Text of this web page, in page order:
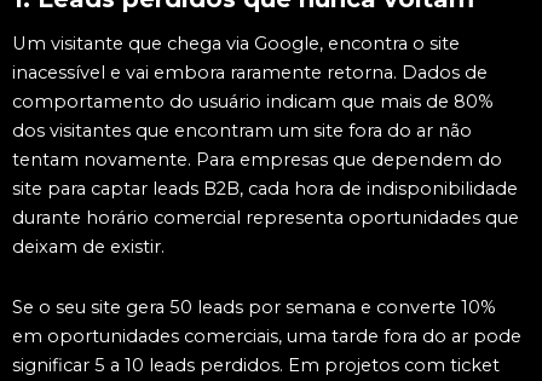
Um visitante que chega via Google, encontra o site
inacessível e vai embora raramente retorna. Dados de
comportamento do usuário indicam que mais de 80%
dos visitantes que encontram um site fora do ar não
tentam novamente. Para empresas que dependem do
site para captar leads B2B, cada hora de indisponibilidade
durante horário comercial representa oportunidades que
deixam de existir.
Se o seu site gera 50 leads por semana e converte 10%
em oportunidades comerciais, uma tarde fora do ar pode
significar 5 a 10 leads perdidos. Em projetos com ticket